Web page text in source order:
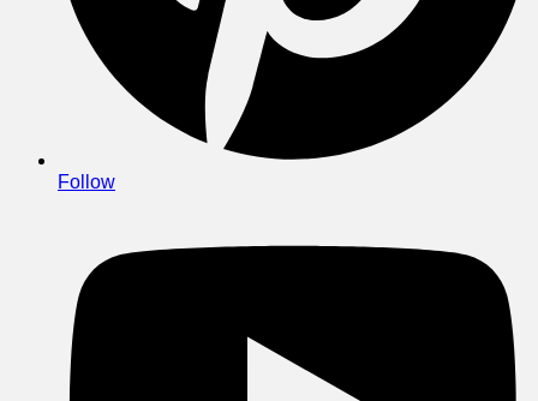
Follow